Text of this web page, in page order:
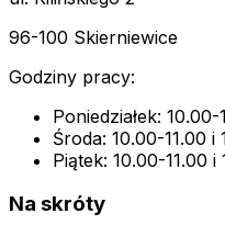
96-100 Skierniewice
Godziny pracy:
Poniedziałek: 10.00-
Środa: 10.00-11.00 i
Piątek: 10.00-11.00
Na skróty